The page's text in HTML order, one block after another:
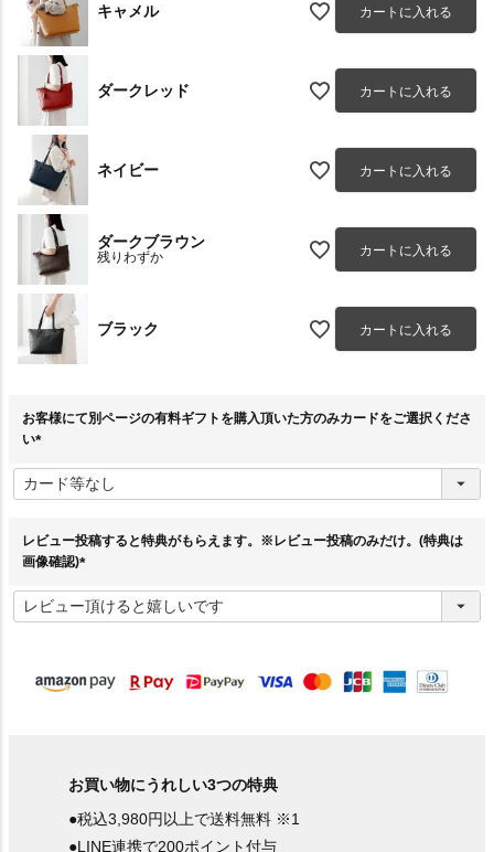
キャメル カートに入れる
ダークレッド カートに入れる
ネイビー カートに入れる
ダークブラウン
残りわずか カートに入れる
ブラック カートに入れる
お客様にて別ページの有料ギフトを購入頂いた方のみカードをご選択くださ
い
必
須
レビュー投稿すると特典がもらえます。※レビュー投稿のみだけ。(特典は
画像確認)
必
須
お買い物にうれしい3つの特典
●税込3,980円以上で送料無料 ※1
●LINE連携で200ポイント付与